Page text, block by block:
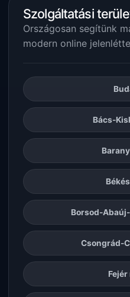
Szolgáltatási
Országosan segítünk
modern online
Bács-
Borsod-
Csongrád-